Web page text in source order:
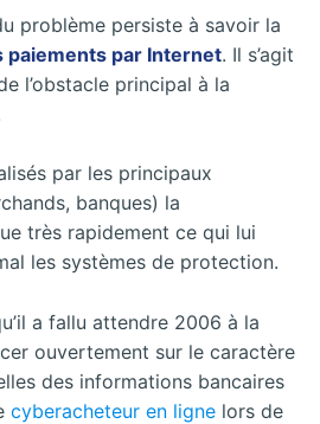
problème persiste à savoir la
paiements par Internet. Il s’agit
l’obstacle principal à la
par les principaux
banques) la
très rapidement ce qui lui
les systèmes de protection.
a fallu attendre 2006 à la
ouvertement sur le caractère
des informations bancaires
cyberacheteur en ligne lors de